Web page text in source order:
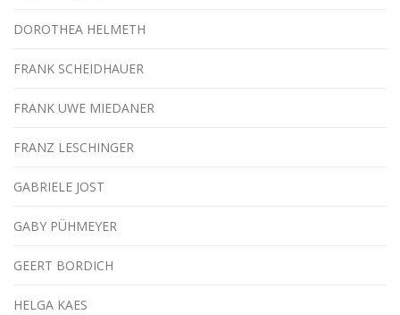
DOROTHEA HELMETH
FRANK SCHEIDHAUER
FRANK UWE MIEDANER
FRANZ LESCHINGER
GABRIELE JOST
GABY PÜHMEYER
GEERT BORDICH
HELGA KAES